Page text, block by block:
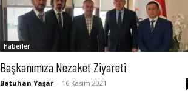
Haberler
Başkanımıza Nezaket Ziyareti
Batuhan Yaşar - 16 Kasım 2021